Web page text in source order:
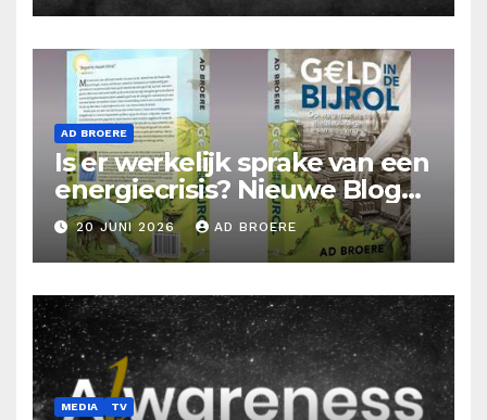
AD BROERE
Is er werkelijk sprake van een
energiecrisis? Nieuwe Blog
Ad Broere
20 JUNI 2026 AD BROERE
MEDIA TV